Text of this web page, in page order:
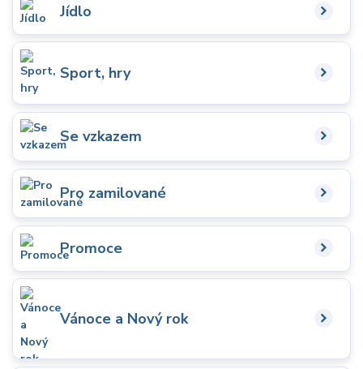
Jídlo
Sport, hry
Se vzkazem
Pro zamilované
Promoce
Vánoce a Nový rok